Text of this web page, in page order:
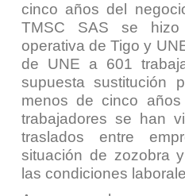
cinco años del
TMSC SAS se
operativa de Tigo y
de UNE a 601
supuesta sustitución
menos de cinco
trabajadores se han
traslados entre
situación de zozobra
las condiciones